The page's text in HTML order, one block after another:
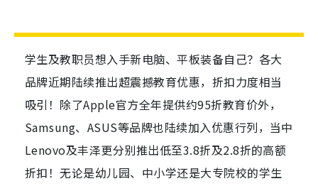
学生及教职员想入手新电脑、平板装备自己？各大
品牌近期陆续推出超震撼教育优惠，折扣力度相当
吸引！除了Apple官方全年提供约95折教育价外，
Samsung、ASUS等品牌也陆续加入优惠行列，当中
Lenovo及丰泽更分别推出低至3.8折及2.8折的高额
折扣！无论是幼儿园、中小学还是大专院校的学生